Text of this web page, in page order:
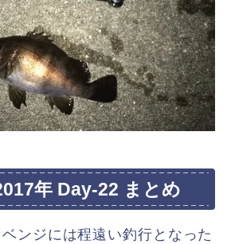
年 Day-22 まとめ
ンジには程遠い釣行となった